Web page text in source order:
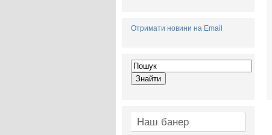
Отримати новини на Email
Наш банер